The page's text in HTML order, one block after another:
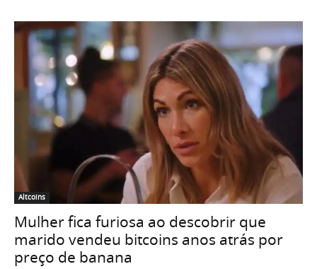
Altcoins
Mulher fica furiosa ao descobrir que
marido vendeu bitcoins anos atrás por
preço de banana